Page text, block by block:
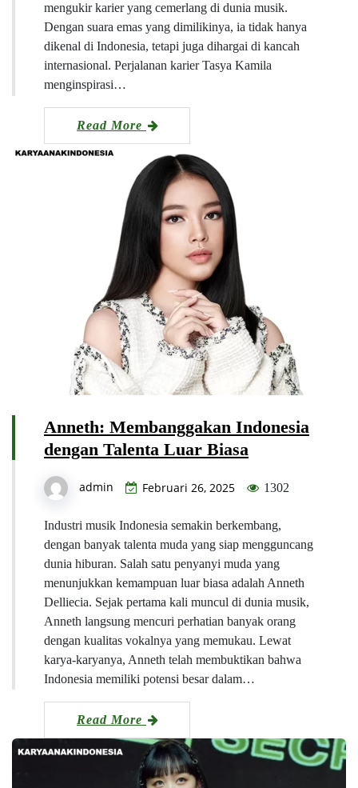
mengukir karier yang cemerlang di dunia musik.
Dengan suara emas yang dimilikinya, ia tidak hanya
dikenal di Indonesia, tetapi juga dihargai di kancah
internasional. Perjalanan karier Tasya Kamila
menginspirasi…
Read More
Anneth: Membanggakan Indonesia
dengan Talenta Luar Biasa
admin Februari 26, 2025 1302
Industri musik Indonesia semakin berkembang,
dengan banyak talenta muda yang siap mengguncang
dunia hiburan. Salah satu penyanyi muda yang
menunjukkan kemampuan luar biasa adalah Anneth
Delliecia. Sejak pertama kali muncul di dunia musik,
Anneth langsung mencuri perhatian banyak orang
dengan kualitas vokalnya yang memukau. Lewat
karya-karyanya, Anneth telah membuktikan bahwa
Indonesia memiliki potensi besar dalam…
Read More